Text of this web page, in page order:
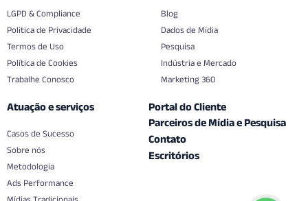
LGPD & Compliance
Politica de Privacidade
Termos de Uso
Política de Cookies
Trabalhe Conosco
Blog
Dados de Mídia
Pesquisa
Indústria e Mercado
Marketing 360
Atuação e serviços
Casos de Sucesso
Sobre nós
Metodologia
Ads Performance
Portal do Cliente
Parceiros de Mídia e Pesquisa
Contato
Escritórios